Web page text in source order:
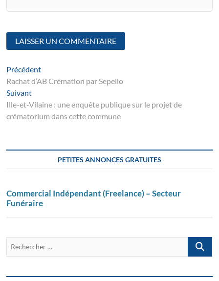
Navigation
de
l’article
PrécédentArticle
suivant
Rachat d’AB Crémation par Sepelio
SuivantSuivant
post:
Ille-et-Vilaine : une enquête publique sur le projet de
crématorium dans cette commune
PETITES ANNONCES GRATUITES
Commercial Indépendant (Freelance) – Secteur
Funéraire